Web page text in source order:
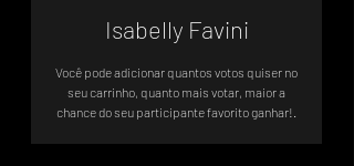
Isabelly Favini
Você pode adicionar quantos votos quiser no
seu carrinho, quanto mais votar, maior a
chance do seu participante favorito ganhar!.